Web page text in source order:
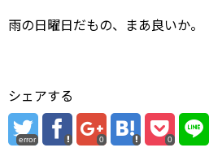
雨の日曜日だもの、まあ良いか。
シェアする
error 0 0